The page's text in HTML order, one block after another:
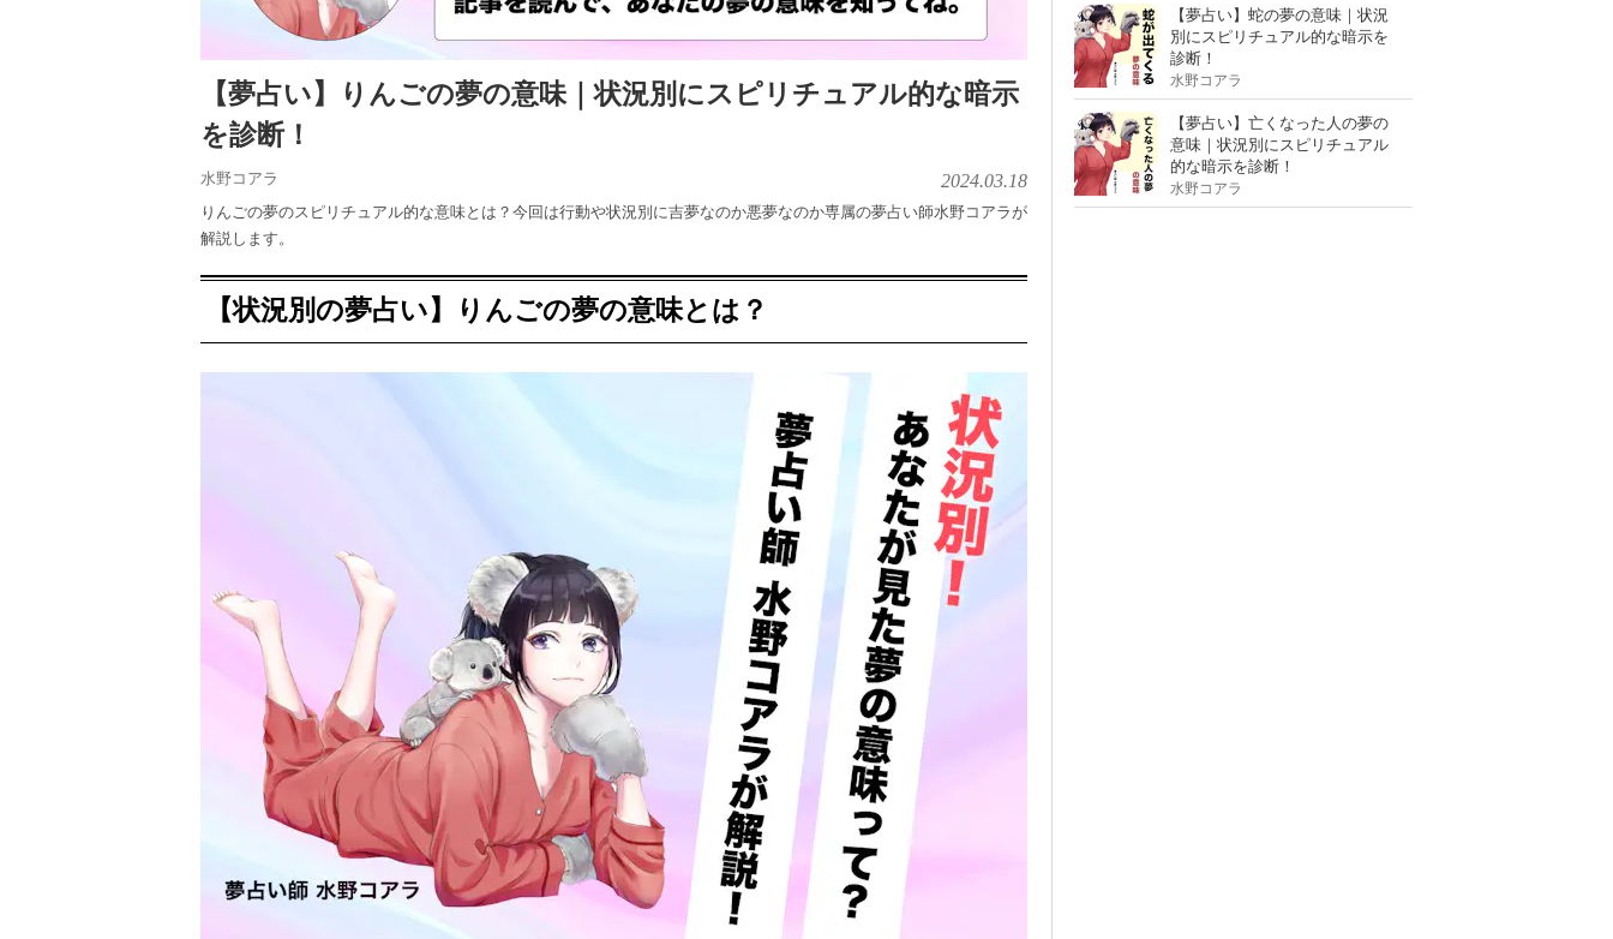
【夢占い】りんごの夢の意味｜状況別にスピリチュアル的な暗示
を診断！
水野コアラ 2024.03.18
りんごの夢のスピリチュアル的な意味とは？今回は行動や状況別に吉夢なのか悪夢なのか専属の夢占い師水野コアラが
解説します。
【状況別の夢占い】りんごの夢の意味とは？
【夢占い】蛇の夢の意味｜状況
別にスピリチュアル的な暗示を
診断！
水野コアラ
【夢占い】亡くなった人の夢の
意味｜状況別にスピリチュアル
的な暗示を診断！
水野コアラ